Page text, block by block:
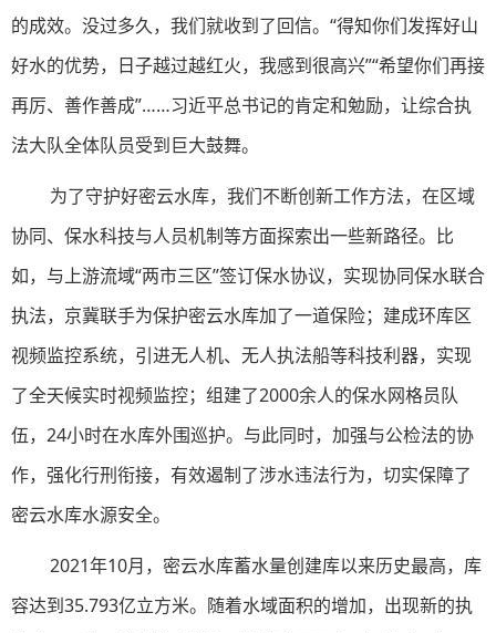
的成效。没过多久，我们就收到了回信。“得知你们发挥好山
好水的优势，日子越过越红火，我感到很高兴”“希望你们再接
再厉、善作善成”……习近平总书记的肯定和勉励，让综合执
法大队全体队员受到巨大鼓舞。
为了守护好密云水库，我们不断创新工作方法，在区域
协同、保水科技与人员机制等方面探索出一些新路径。比
如，与上游流域“两市三区”签订保水协议，实现协同保水联合
执法，京冀联手为保护密云水库加了一道保险；建成环库区
视频监控系统，引进无人机、无人执法船等科技利器，实现
了全天候实时视频监控；组建了2000余人的保水网格员队
伍，24小时在水库外围巡护。与此同时，加强与公检法的协
作，强化行刑衔接，有效遏制了涉水违法行为，切实保障了
密云水库水源安全。
2021年10月，密云水库蓄水量创建库以来历史最高，库
容达到35.793亿立方米。随着水域面积的增加，出现新的执